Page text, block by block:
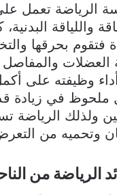
الرياضة تعمل
واللياقة
فتقوم بحرقها
العضلات والمفاصل
وظيفته على
في زيادة
ولذلك
وتحميه من
الرياضة من